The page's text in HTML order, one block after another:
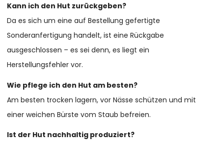
Kann ich den Hut zurückgeben?
Da es sich um eine auf Bestellung gefertigte
Sonderanfertigung handelt, ist eine Rückgabe
ausgeschlossen – es sei denn, es liegt ein
Herstellungsfehler vor.
Wie pflege ich den Hut am besten?
Am besten trocken lagern, vor Nässe schützen und mit
einer weichen Bürste vom Staub befreien.
Ist der Hut nachhaltig produziert?